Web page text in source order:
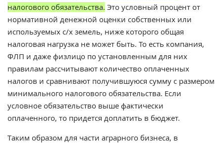
налогового обязательства. Это условный процент от
нормативной денежной оценки собственных или
используемых с/х земель, ниже которого общая
налоговая нагрузка не может быть. То есть компания,
ФЛП и даже физлицо по установленным для них
правилам рассчитывают количество оплаченных
налогов и сравнивают получившуюся сумму с размером
минимального налогового обязательства. Если
условное обязательство выше фактически
оплаченного, то придется доплатить в бюджет.
Таким образом для части аграрного бизнеса, в